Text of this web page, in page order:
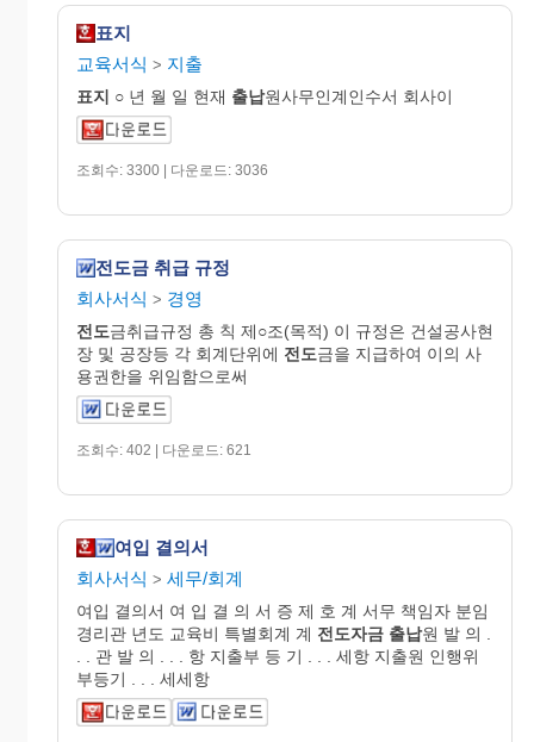
표지
교육서식 > 지출
표지 ○ 년 월 일 현재 출납원사무인계인수서 회사이
조회수: 3300 | 다운로드: 3036
전도금 취급 규정
회사서식 > 경영
전도금취급규정 총 칙 제○조(목적) 이 규정은 건설공사현
장 및 공장등 각 회계단위에 전도금을 지급하여 이의 사
용권한을 위임함으로써
조회수: 402 | 다운로드: 621
여입 결의서
회사서식 > 세무/회계
여입 결의서 여 입 결 의 서 증 제 호 계 서무 책임자 분임
경리관 년도 교육비 특별회계 계 전도자금 출납원 발 의 .
. . 관 발 의 . . . 항 지출부 등 기 . . . 세항 지출원 인행위
부등기 . . . 세세항